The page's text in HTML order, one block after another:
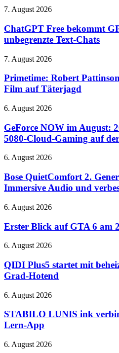
kurz
Release
richtig
auf
ChatGPT
bekommt
GPT-
5.6
und
Text-
Chats
7. August 2026
ChatGPT Free bekommt
unbegrenzte Text-Chats
Primetime:
Pattinson
geht
im
A24-
auf
Täterjagd
7. August 2026
Primetime: Robert
Film auf Täterjagd
GeForce
im
August:
26
Spiele
RTX
5080-
Gaming
der
QuakeCon
6. August 2026
GeForce NOW im August:
5080-Cloud-Gaming auf
Bose
2.
Generation
vorgestellt:
Audio
verbessertes
6. August 2026
Bose QuietComfort 2.
Immersive Audio und
Erster
auf
GTA
6
27.
August
–
Netflix
6. August 2026
Erster Blick auf GTA 6 am
QIDI
startet
mit
beheiztem
und
Grad-
Hotend
6. August 2026
QIDI Plus5 startet mit
Grad-Hotend
STABILO
ink
verbindet
Vokabelheft
Lern-
6. August 2026
STABILO LUNIS ink
Lern-App
Google
6. August 2026